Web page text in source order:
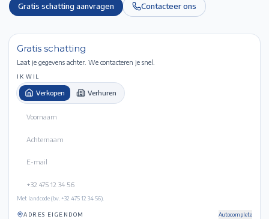
Gratis schatting aanvragen Contacteer ons
Gratis schatting
Laat je gegevens achter. We contacteren je snel.
IK WIL
Verkopen Verhuren
Met landcode (bv. +32 475 12 34 56).
ADRES EIGENDOM Autocomplete